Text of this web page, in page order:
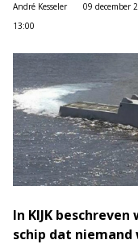
André Kesseler
09 december
13:00
In KIJK
schip dat niemand